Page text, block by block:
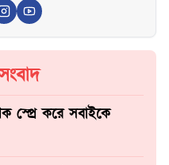
স্প্রে করে সবাইকে